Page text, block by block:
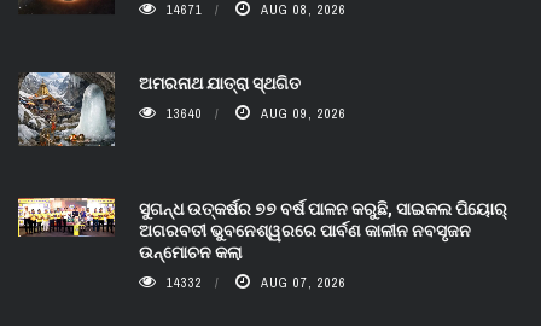
14671 AUG 08, 2026
ଅମରନାଥ ଯାତ୍ରା ସ୍ଥଗିତ
13640 AUG 09, 2026
ସୁଗନ୍ଧ ଉତ୍କର୍ଷର ୭୭ ବର୍ଷ ପାଳନ କରୁଛି, ସାଇକଲ ପିୟୋର୍‌
ଅଗରବତୀ ଭୁବନେଶ୍ୱରରେ ପାର୍ବଣ କାଳୀନ ନବସୃଜନ
ଉନ୍ମୋଚନ କଲା
14332 AUG 07, 2026